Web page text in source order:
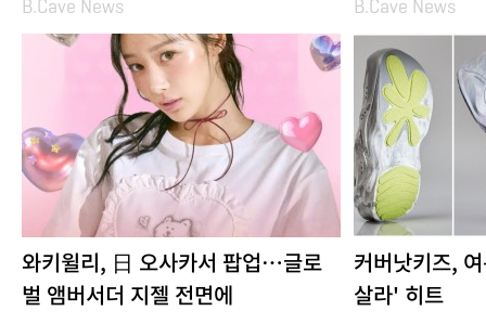
B.Cave News
와키윌리, 日 오사카서 팝업…글로
벌 앰버서더 지젤 전면에
B.Cave News
커버낫키즈,
살라' 히트